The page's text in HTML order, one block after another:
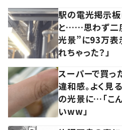
駅の電光掲示
と……思わず二
光景”に93万表示
れちゃった？」
スーパーで買っ
違和感。よく見
の光景に…「こん
いww」